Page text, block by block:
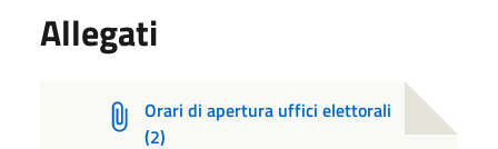
Allegati
Orari di apertura uffici elettorali
(2)